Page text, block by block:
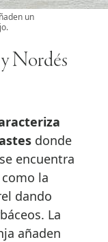
un
Nordés
donde
encuentra
la
dando
La
añaden